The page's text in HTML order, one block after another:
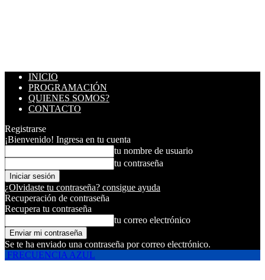
INICIO
PROGRAMACIÓN
QUIENES SOMOS?
CONTACTO
Registrarse
¡Bienvenido! Ingresa en tu cuenta
tu nombre de usuario
tu contraseña
¿Olvidaste tu contraseña? consigue ayuda
Recuperación de contraseña
Recupera tu contraseña
tu correo electrónico
Se te ha enviado una contraseña por correo electrónico.
FRECUENCIA AZUL